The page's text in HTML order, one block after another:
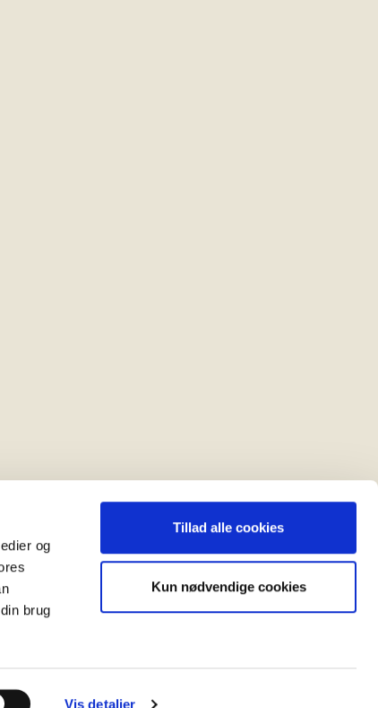
og
brug
Vis detaljer
Tillad alle cookies
Kun nødvendige cookies